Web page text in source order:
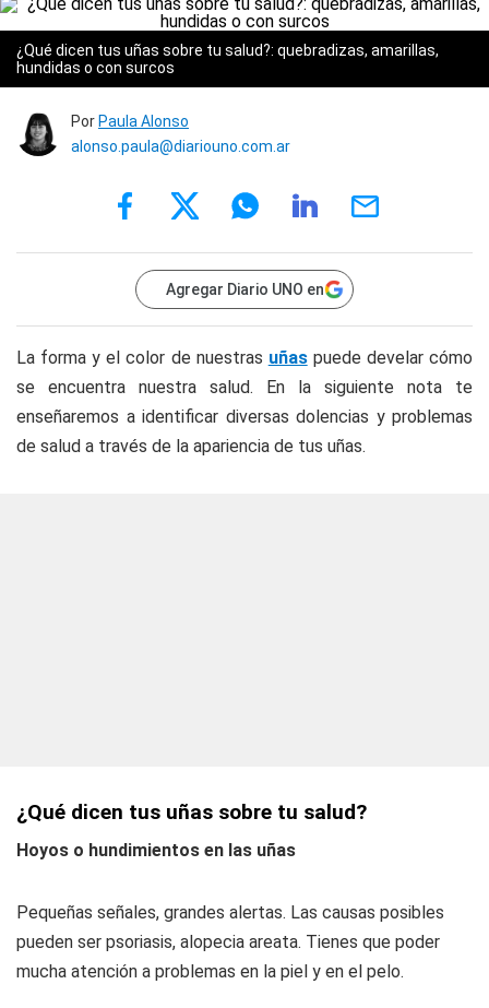
¿Qué dicen tus uñas sobre tu salud?: quebradizas, amarillas,
hundidas o con surcos
Por Paula Alonso
alonso.paula@diariouno.com.ar
Agregar Diario UNO en
La forma y el color de nuestras uñaspuede develar cómo
se encuentra nuestra salud. En la siguiente nota te
enseñaremos a identificar diversas dolencias y problemas
de salud a través de la apariencia de tus uñas.
¿Qué dicen tus uñas sobre tu salud?
Hoyos o hundimientos en las uñas
Pequeñas señales, grandes alertas. Las causas posibles
pueden ser psoriasis, alopecia areata. Tienes que poder
mucha atención a problemas en la piel y en el pelo.